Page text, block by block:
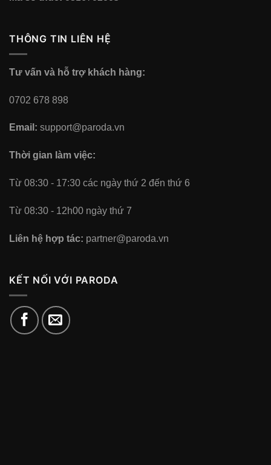
THÔNG TIN LIÊN HỆ
Tư vấn và hỗ trợ khách hàng:
0702 678 898
Email: support@paroda.vn
Thời gian làm việc:
Từ 08:30 - 17:30 các ngày thứ 2 đến thứ 6
Từ 08:30 - 12h00 ngày thứ 7
Liên hệ hợp tác: partner@paroda.vn
KẾT NỐI VỚI PARODA